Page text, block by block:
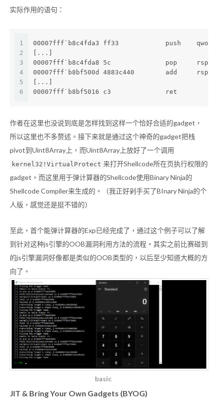
实际作用的语句：
1
2
3
4
5
6
00007fff`b8c4fda3 ff33            push
[...]
00007fff`b8c4fda8 5c              pop     rsp
00007fff`b8bf500d 4883c440        add
[...]
00007fff`b8bf5016 c3              ret
作者在这里也没说到底是怎样找到这样一个恰好合适的gadget，
所以这里也不多赘述。接下来就是通过这个神奇的gadget把栈
pivot到Uint8Array上，而Uint8Array上放好了一个调用
kernel32!VirtualProtect 来打开Shellcode所在页执行权限的
gadget。而这里用于弹计算器的Shellcode使用Binary Ninja的
Shellcode Compiler来生成的。（我正好剁手买了BInary Ninja的个
人版，感觉还是挺不错的）
至此，首个能弹计算器的Exp已经完成了，通过这个例子可以了解
到针对这种js引擎的OOB漏洞利用方法的流程。其实之前比赛碰到
的js引擎漏洞好像都是类似的OOB类型的，以后至少知道大概的方
向了。
basic
JIT & Bring Your Own Gadgets (BYOG)